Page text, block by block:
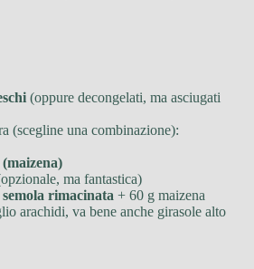
(oppure decongelati, ma asciugati
(scegline una combinazione):
ma fantastica)
semola rimacinata + 60 g maizena
arachidi, va bene anche girasole alto